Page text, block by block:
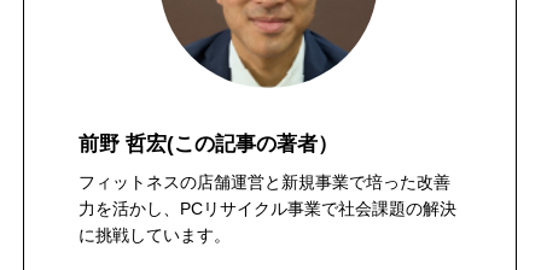
前野 哲宏(この記事の著者）
フィットネスの店舗運営と新規事業で培った改善
力を活かし、PCリサイクル事業で社会課題の解決
に挑戦しています。